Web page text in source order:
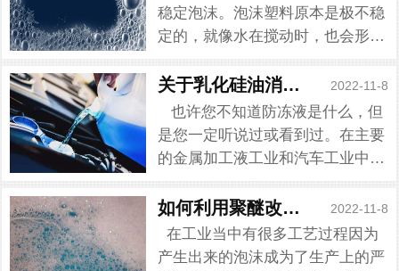
稳定泡沫。泡沫塑料原本是极不稳
定的，就像水在搅动时，也会形成
失。若在水中加入助泡物质，由于
助泡物的稳泡作用，泡沫破灭困
难。因此即使是会起泡的纯表面...
关于乳化硅油消泡剂的特性 2022-11-8
也许您不知道防冻液是什么，但
是您一定听说过或看到过。在主要
的金属加工液工业和汽车工业中，
用于防止冻结，在夏天用于防止沸
腾，并且全年用于防止结垢。将防
冻液添加到汽车或金属工作液...
如何利用聚醚改性硅消泡剂消泡 2022-11-8
在工业当中有很多工艺过程因为
产生出来的泡沫成为了生产上的严